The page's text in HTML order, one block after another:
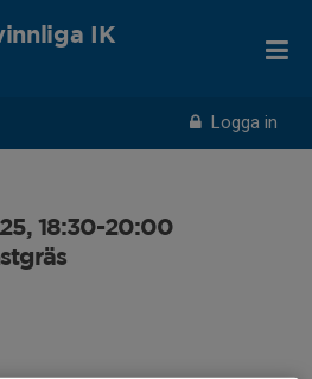
Logga in
IK
18:30-20:00